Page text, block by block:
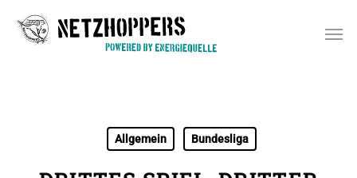
Allgemein Bundesliga